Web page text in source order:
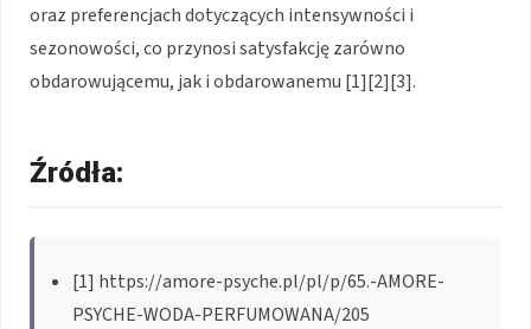
oraz preferencjach dotyczących intensywności i
sezonowości, co przynosi satysfakcję zarówno
obdarowującemu, jak i obdarowanemu [1][2][3].
Źródła:
[1] https://amore-psyche.pl/pl/p/65.-AMORE-
PSYCHE-WODA-PERFUMOWANA/205